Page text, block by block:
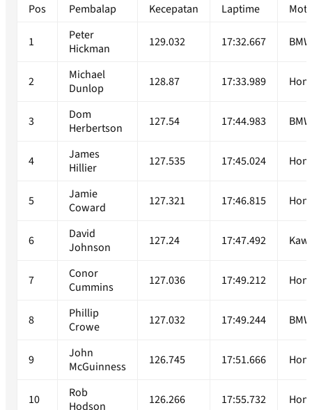
Pos Pembalap Kecepatan Laptime
1
Peter
Hickman
129.032 17:32.667 BMW
2
Michael
Dunlop
128.87 17:33.989
3
Dom
Herbertson
127.54 17:44.983 BMW
4
James
Hillier
127.535 17:45.024
5
Jamie
Coward
127.321 17:46.815
6
David
Johnson
127.24 17:47.492
7
Conor
Cummins
127.036 17:49.212
8
Phillip
Crowe
127.032 17:49.244 BMW
9
John
McGuinness
126.745 17:51.666
10
Rob
Hodson
126.266 17:55.732